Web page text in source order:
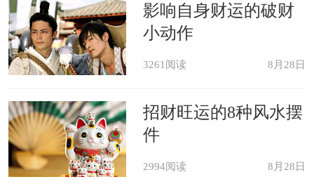
他们的偏财没有好的发展前景，所以那
些热衷于理财、炒股、投资的戌狗们很
有可能会面临“寒冬”，不仅无法依靠理
财增加自己的收入反倒是容易损失大把
的财富。还有就是这一年里戌狗不适合
将手中的金钱借给他人，即使是自己的
影响自身财运的破财
小动作
3261阅读 8月28日
招财旺运的8种风水摆
件
2994阅读 8月28日